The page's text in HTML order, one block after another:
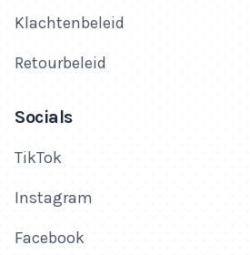
Klachtenbeleid
Retourbeleid
Socials
TikTok
Instagram
Facebook